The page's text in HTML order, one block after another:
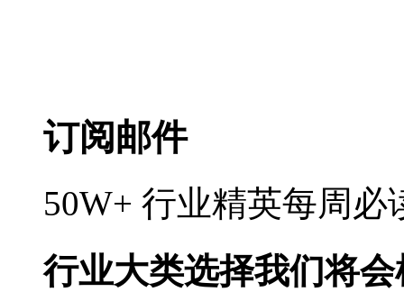
订阅邮件
50W+ 行业精英每周
行业大类选择我们将